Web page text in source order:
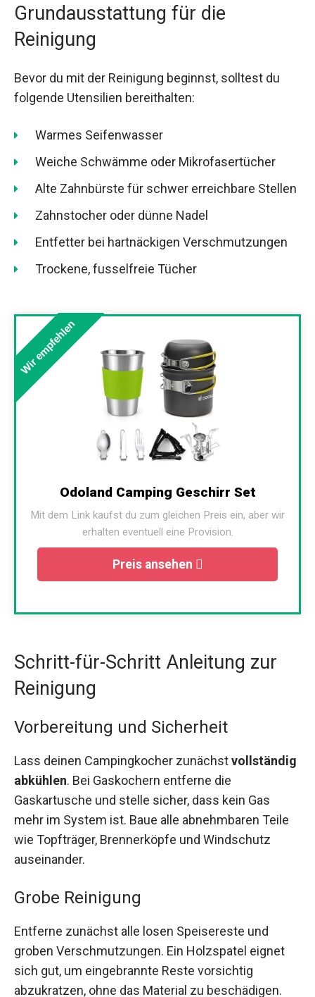
Grundausstattung für die
Reinigung
Bevor du mit der Reinigung beginnst, solltest du
folgende Utensilien bereithalten:
Warmes Seifenwasser
Weiche Schwämme oder Mikrofasertücher
Alte Zahnbürste für schwer erreichbare Stellen
Zahnstocher oder dünne Nadel
Entfetter bei hartnäckigen Verschmutzungen
Trockene, fusselfreie Tücher
Wir empfehlen
Odoland Camping Geschirr Set
Mit dem Link kaufst du zum gleichen Preis ein, aber wir
erhalten eventuell eine Provision.
Preis ansehen
Schritt-für-Schritt Anleitung zur
Reinigung
Vorbereitung und Sicherheit
Lass deinen Campingkocher zunächstvollständig
abkühlen. Bei Gaskochern entferne die
Gaskartusche und stelle sicher, dass kein Gas
mehr im System ist. Baue alle abnehmbaren Teile
wie Topfträger, Brennerköpfe und Windschutz
auseinander.
Grobe Reinigung
Entferne zunächst alle losen Speisereste und
groben Verschmutzungen. Ein Holzspatel eignet
sich gut, um eingebrannte Reste vorsichtig
abzukratzen, ohne das Material zu beschädigen.